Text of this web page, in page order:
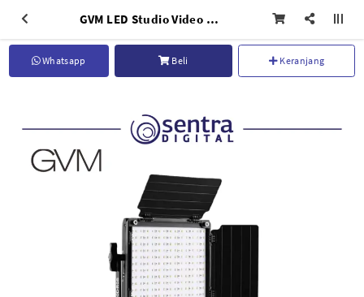
GVM LED Studio Video Light 800D-RGB
Whatsapp Beli Keranjang